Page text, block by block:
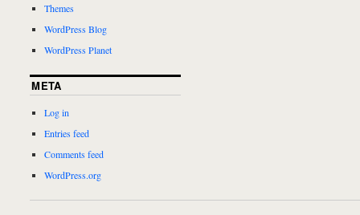
Themes
WordPress Blog
WordPress Planet
META
Log in
Entries feed
Comments feed
WordPress.org